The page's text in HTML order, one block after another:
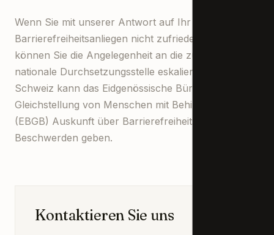
Wenn Sie mit unserer Antwort auf Ihr
Barrierefreiheitsanliegen nicht zufrieden sind,
können Sie die Angelegenheit an die zuständige
nationale Durchsetzungsstelle eskalieren. In der
Schweiz kann das Eidgenössische Büro für die
Gleichstellung von Menschen mit Behinderungen
(EBGB) Auskunft über Barrierefreiheitsrechte und
Beschwerden geben.
Kontaktieren Sie uns